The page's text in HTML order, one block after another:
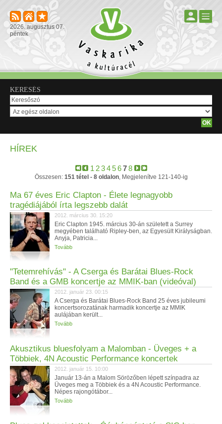
2026. augusztus 07.
péntek
KERESÉS
HÍREK
1 2 3 4 5 6 7 8
Összesen: 151 tétel - 8 oldalon, Megjelenítve 121-140-ig
Ma 67 éves Eric Clapton - Élete legnagyobb
tragédiájából írta legszebb dalát
2012. március 30. 15:20
Eric Clapton 1945. március 30-án született a Surrey
megyében található Ripley-ben, az Egyesült Királyságban.
Anyja, Patricia...
Tovább
"Tetemrehívás" - A Cserga és Barátai Blues-Rock
Band és a GMB koncertje az MMIK-ban (videóval)
2012. január 23. 00:15
A Cserga és Barátai Blues-Rock Band 25 éves jubileumi
koncertsorozatának harmadik koncertje az MMIK
aulájában került...
Tovább
Akusztikus bluesfolyam a Malomban - Üveges + a
Többiek, 4N Acoustic Performance koncertek
2012. január 15. 10:00
Január 13-án a Malom Sörözőben lépett színpadra az
Üveges meg a Többiek és a 4N Acoustic Performance.
Népes rajongótábor...
Tovább